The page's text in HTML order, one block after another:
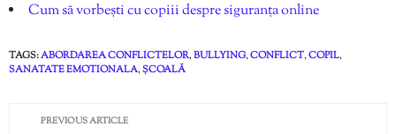
Cum să vorbești cu copiii despre siguranța online
TAGS:ABORDAREA CONFLICTELOR,BULLYING,CONFLICT,COPIL,
SANATATE EMOTIONALA,ȘCOALĂ
PREVIOUS ARTICLE